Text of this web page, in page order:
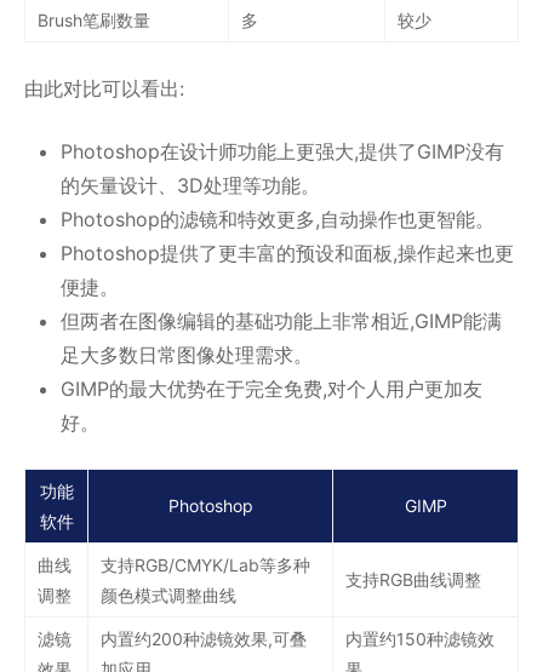
Brush笔刷数量 多 较少
由此对比可以看出:
Photoshop在设计师功能上更强大,提供了GIMP没有
的矢量设计、3D处理等功能。
Photoshop的滤镜和特效更多,自动操作也更智能。
Photoshop提供了更丰富的预设和面板,操作起来也更
便捷。
但两者在图像编辑的基础功能上非常相近,GIMP能满
足大多数日常图像处理需求。
GIMP的最大优势在于完全免费,对个人用户更加友
好。
功能
软件
Photoshop GIMP
曲线
调整
支持RGB/CMYK/Lab等多种
颜色模式调整曲线
支持RGB曲线调整
滤镜
内置约200种滤镜效果,可叠
内置约150种滤镜效